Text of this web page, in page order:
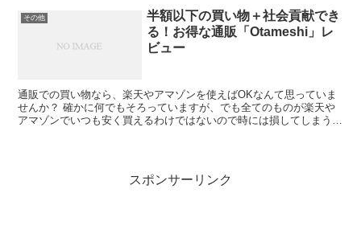
その他
半額以下の買い物＋社会貢献でき
る！お得な通販「Otameshi」レ
ビュー
通販での買い物なら、楽天やアマゾンを使えばOKなんて思っていま
せんか？ 確かに何でもそろっていますが、でも全てのものが楽天や
アマゾンでいつも安く買えるわけではないので時には損してしまうこ
スポンサーリンク